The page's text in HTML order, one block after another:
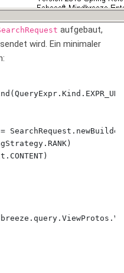
aufgebaut,
wird. Ein minimaler